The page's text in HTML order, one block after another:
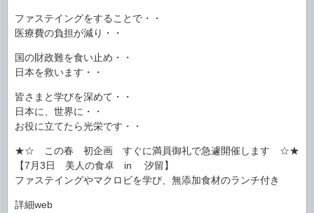
ファステイングをすることで・・
医療費の負担が減り・・
国の財政難を食い止め・・
日本を救います・・
皆さまと学びを深めて・・
日本に、世界に・・
お役に立てたら光栄です・・
★☆ この春 初企画 すぐに満員御礼で急遽開催します ☆★
【7月3日 美人の食卓 in 汐留】
ファステイングやマクロビを学び、無添加食材のランチ付き
詳細web